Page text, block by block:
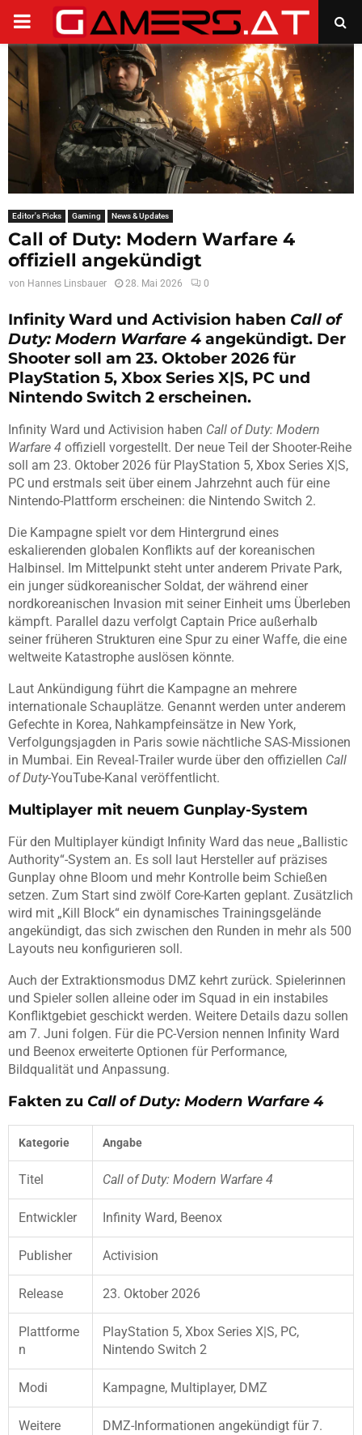
PRIMARY
MENU
Editor's Picks Gaming News & Updates
Call of Duty: Modern Warfare 4
offiziell angekündigt
von Hannes Linsbauer 28. Mai 2026 0
Infinity Ward und Activision haben Call of
Duty: Modern Warfare 4 angekündigt. Der
Shooter soll am 23. Oktober 2026 für
PlayStation 5, Xbox Series X|S, PC und
Nintendo Switch 2 erscheinen.
Infinity Ward und Activision haben Call of Duty: Modern
Warfare 4 offiziell vorgestellt. Der neue Teil der Shooter-Reihe
soll am 23. Oktober 2026 für PlayStation 5, Xbox Series X|S,
PC und erstmals seit über einem Jahrzehnt auch für eine
Nintendo-Plattform erscheinen: die Nintendo Switch 2.
Die Kampagne spielt vor dem Hintergrund eines
eskalierenden globalen Konflikts auf der koreanischen
Halbinsel. Im Mittelpunkt steht unter anderem Private Park,
ein junger südkoreanischer Soldat, der während einer
nordkoreanischen Invasion mit seiner Einheit ums Überleben
kämpft. Parallel dazu verfolgt Captain Price außerhalb
seiner früheren Strukturen eine Spur zu einer Waffe, die eine
weltweite Katastrophe auslösen könnte.
Laut Ankündigung führt die Kampagne an mehrere
internationale Schauplätze. Genannt werden unter anderem
Gefechte in Korea, Nahkampfeinsätze in New York,
Verfolgungsjagden in Paris sowie nächtliche SAS-Missionen
in Mumbai. Ein Reveal-Trailer wurde über den offiziellen Call
of Duty-YouTube-Kanal veröffentlicht.
Multiplayer mit neuem Gunplay-System
Für den Multiplayer kündigt Infinity Ward das neue „Ballistic
Authority“-System an. Es soll laut Hersteller auf präzises
Gunplay ohne Bloom und mehr Kontrolle beim Schießen
setzen. Zum Start sind zwölf Core-Karten geplant. Zusätzlich
wird mit „Kill Block“ ein dynamisches Trainingsgelände
angekündigt, das sich zwischen den Runden in mehr als 500
Layouts neu konfigurieren soll.
Auch der Extraktionsmodus DMZ kehrt zurück. Spielerinnen
und Spieler sollen alleine oder im Squad in ein instabiles
Konfliktgebiet geschickt werden. Weitere Details dazu sollen
am 7. Juni folgen. Für die PC-Version nennen Infinity Ward
und Beenox erweiterte Optionen für Performance,
Bildqualität und Anpassung.
Fakten zu Call of Duty: Modern Warfare 4
Kategorie Angabe
Titel Call of Duty: Modern Warfare 4
Entwickler Infinity Ward, Beenox
Publisher Activision
Release 23. Oktober 2026
Plattforme
n
PlayStation 5, Xbox Series X|S, PC,
Nintendo Switch 2
Modi Kampagne, Multiplayer, DMZ
Weitere
DMZ-Informationen angekündigt für 7.